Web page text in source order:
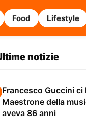
Food Lifestyle
notizie
Francesco Guccini ci
Maestrone della
aveva 86 anni